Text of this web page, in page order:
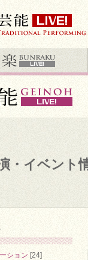
・イベント
ション [24]